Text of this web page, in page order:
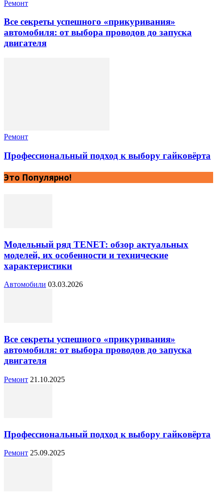
Ремонт
Все секреты успешного «прикуривания»
автомобиля: от выбора проводов до запуска
двигателя
Ремонт
Профессиональный подход к выбору гайковёрта
Это Популярно!
Модельный ряд TENET: обзор актуальных
моделей, их особенности и технические
характеристики
Автомобили 03.03.2026
Все секреты успешного «прикуривания»
автомобиля: от выбора проводов до запуска
двигателя
Ремонт 21.10.2025
Профессиональный подход к выбору гайковёрта
Ремонт 25.09.2025